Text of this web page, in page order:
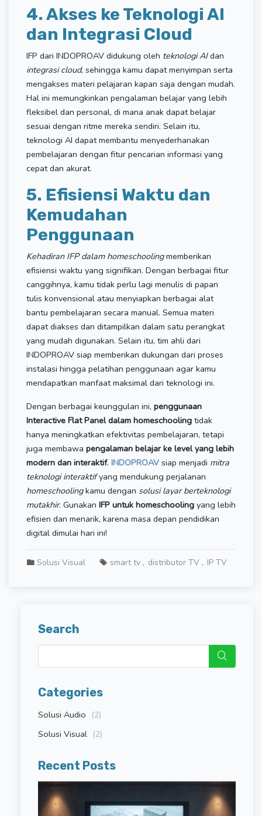
4. Akses ke Teknologi AI
dan Integrasi Cloud
IFP dari INDOPROAV didukung oleh teknologi AIdan
integrasi cloud, sehingga kamu dapat menyimpan serta
mengakses materi pelajaran kapan saja dengan mudah.
Hal ini memungkinkan pengalaman belajar yang lebih
fleksibel dan personal, di mana anak dapat belajar
sesuai dengan ritme mereka sendiri. Selain itu,
teknologi AI dapat membantu menyederhanakan
pembelajaran dengan fitur pencarian informasi yang
cepat dan akurat.
5. Efisiensi Waktu dan
Kemudahan
Penggunaan
Kehadiran IFP dalam homeschoolingmemberikan
efisiensi waktu yang signifikan. Dengan berbagai fitur
canggihnya, kamu tidak perlu lagi menulis di papan
tulis konvensional atau menyiapkan berbagai alat
bantu pembelajaran secara manual. Semua materi
dapat diakses dan ditampilkan dalam satu perangkat
yang mudah digunakan. Selain itu, tim ahli dari
INDOPROAV siap memberikan dukungan dari proses
instalasi hingga pelatihan penggunaan agar kamu
mendapatkan manfaat maksimal dari teknologi ini.
Dengan berbagai keunggulan ini, penggunaan
Interactive Flat Panel dalam homeschooling tidak
hanya meningkatkan efektivitas pembelajaran, tetapi
juga membawa pengalaman belajar ke level yang lebih
modern dan interaktif. INDOPROAVsiap menjadi mitra
teknologi interaktifyang mendukung perjalanan
homeschoolingkamu dengan solusi layar berteknologi
mutakhir. Gunakan IFP untuk homeschooling yang lebih
efisien dan menarik, karena masa depan pendidikan
digital dimulai hari ini!
Solusi Visual smart tv distributor TV IP TV
Search
Categories
Solusi Audio (2)
Solusi Visual (2)
Recent Posts